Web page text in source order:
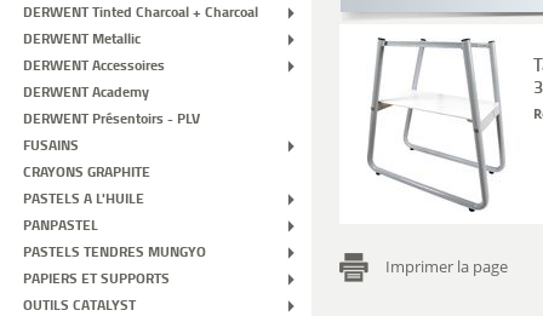
DERWENT Tinted Charcoal + Charcoal
DERWENT Metallic
DERWENT Accessoires
DERWENT Academy
DERWENT Présentoirs - PLV
FUSAINS
CRAYONS GRAPHITE
PASTELS A L'HUILE
PANPASTEL
PASTELS TENDRES MUNGYO
PAPIERS ET SUPPORTS
OUTILS CATALYST
Imprimer la page